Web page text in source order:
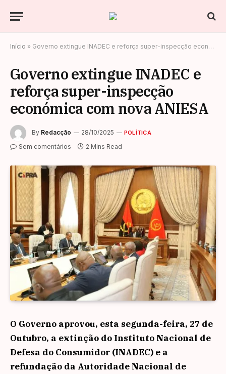
Início » Governo extingue INADEC e reforça super-inspecção económica com nova ANIESA
Governo extingue INADEC e
reforça super-inspecção
económica com nova ANIESA
By Redacção 28/10/2025 POLÍTICA
Sem comentários 2 Mins Read
O Governo aprovou, esta segunda-feira, 27 de
Outubro, a extinção do Instituto Nacional de
Defesa do Consumidor (INADEC) e a
refundação da Autoridade Nacional de